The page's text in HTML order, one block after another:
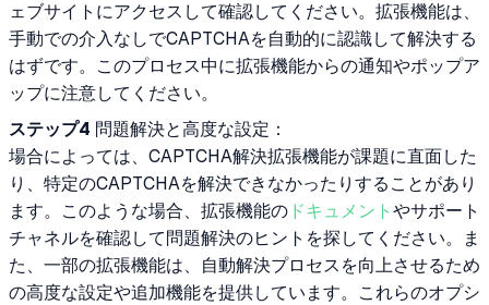
ェブサイトにアクセスして確認してください。拡張機能は、
手動での介入なしでCAPTCHAを自動的に認識して解決する
はずです。このプロセス中に拡張機能からの通知やポップア
ップに注意してください。
ステップ4 問題解決と高度な設定：
場合によっては、CAPTCHA解決拡張機能が課題に直面した
り、特定のCAPTCHAを解決できなかったりすることがあり
ます。このような場合、拡張機能の ドキュメント やサポート
チャネルを確認して問題解決のヒントを探してください。ま
た、一部の拡張機能は、自動解決プロセスを向上させるため
の高度な設定や追加機能を提供しています。これらのオプシ